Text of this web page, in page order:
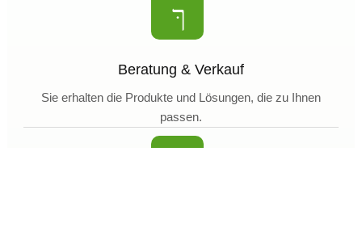
Beratung & Verkauf
Sie erhalten die Produkte und Lösungen, die zu Ihnen
passen.